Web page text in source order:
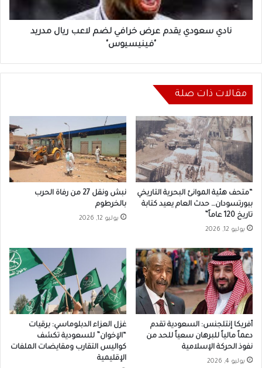
مدريد
"فينيسيوس"نادي سعودي يقدم عرض خرافي لضم لاعب ريال مدريد
"فينيسيوس"
مقالات ذات صلة
“متحف هئية الموانئ البحرية التاريخي
ببورتسودان… حدث العام يعيد كتابة
تاريخ 120 عاماً”
يوليو 12, 2026
نبش ونقل 27 من رفاة الحرب
بالخرطوم
يوليو 12, 2026
أفريكا إنتلجنس: السعودية تقدم
دعماً مالياً للبرهان سعياً للحد من
نفوذ الحركة الإسلامية
يوليو 4, 2026
غزل العزاء الدبلوماسي: برقيات
“الإخوان” للسعودية تكشف
كواليس التقارب ومقايضات الملفات
الإقليمية